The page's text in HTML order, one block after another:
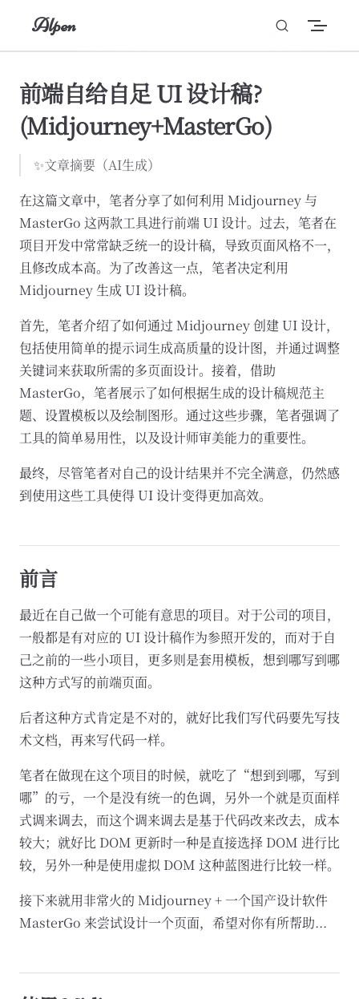
Skip to content
Alpen
前端自给自足 UI 设计稿?
(Midjourney+MasterGo)
✨文章摘要（AI生成）
在这篇文章中，笔者分享了如何利用 Midjourney 与
MasterGo 这两款工具进行前端 UI 设计。过去，笔者在
项目开发中常常缺乏统一的设计稿，导致页面风格不一，
且修改成本高。为了改善这一点，笔者决定利用
Midjourney 生成 UI 设计稿。
首先，笔者介绍了如何通过 Midjourney 创建 UI 设计，
包括使用简单的提示词生成高质量的设计图，并通过调整
关键词来获取所需的多页面设计。接着，借助
MasterGo，笔者展示了如何根据生成的设计稿规范主
题、设置模板以及绘制图形。通过这些步骤，笔者强调了
工具的简单易用性，以及设计师审美能力的重要性。
最终，尽管笔者对自己的设计结果并不完全满意，仍然感
到使用这些工具使得 UI 设计变得更加高效。
前言
最近在自己做一个可能有意思的项目。对于公司的项目，
一般都是有对应的 UI 设计稿作为参照开发的，而对于自
己之前的一些小项目，更多则是套用模板，想到哪写到哪
这种方式写的前端页面。
后者这种方式肯定是不对的，就好比我们写代码要先写技
术文档，再来写代码一样。
笔者在做现在这个项目的时候，就吃了“想到到哪，写到
哪”的亏，一个是没有统一的色调，另外一个就是页面样
式调来调去，而这个调来调去是基于代码改来改去，成本
较大；就好比 DOM 更新时一种是直接选择 DOM 进行比
较，另外一种是使用虚拟 DOM 这种蓝图进行比较一样。
接下来就用非常火的 Midjourney + 一个国产设计软件
MasterGo 来尝试设计一个页面，希望对你有所帮助...